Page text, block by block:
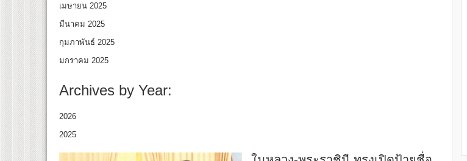
เมษายน 2025
มีนาคม 2025
กุมภาพันธ์ 2025
มกราคม 2025
Archives by Year:
2026
2025